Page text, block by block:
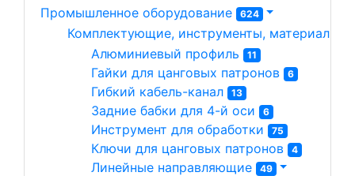
Промышленное оборудование 624
Комплектующие, инструменты, материалы
Алюминиевый профиль
11
Гайки для цанговых патронов 6
Гибкий кабель-канал 13
Задние бабки для 4-й оси 6
Инструмент для обработки 75
Ключи для цанговых патронов 4
Линейные направляющие 49